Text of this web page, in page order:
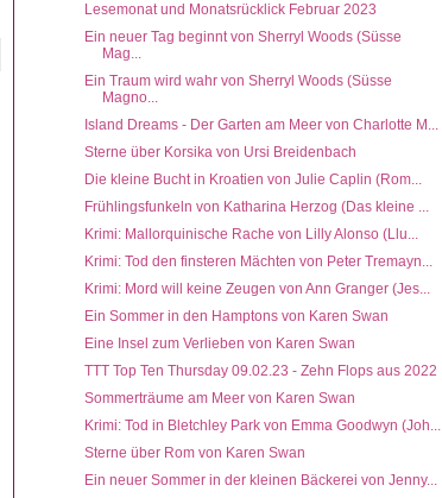
Lesemonat und Monatsrücklick Februar 2023
Ein neuer Tag beginnt von Sherryl Woods (Süsse
Mag...
Ein Traum wird wahr von Sherryl Woods (Süsse
Magno...
Island Dreams - Der Garten am Meer von Charlotte M...
Sterne über Korsika von Ursi Breidenbach
Die kleine Bucht in Kroatien von Julie Caplin (Rom...
Frühlingsfunkeln von Katharina Herzog (Das kleine ...
Krimi: Mallorquinische Rache von Lilly Alonso (Llu...
Krimi: Tod den finsteren Mächten von Peter Tremayn...
Krimi: Mord will keine Zeugen von Ann Granger (Jes...
Ein Sommer in den Hamptons von Karen Swan
Eine Insel zum Verlieben von Karen Swan
TTT Top Ten Thursday 09.02.23 - Zehn Flops aus 2022
Sommerträume am Meer von Karen Swan
Krimi: Tod in Bletchley Park von Emma Goodwyn (Joh...
Sterne über Rom von Karen Swan
Ein neuer Sommer in der kleinen Bäckerei von Jenny...